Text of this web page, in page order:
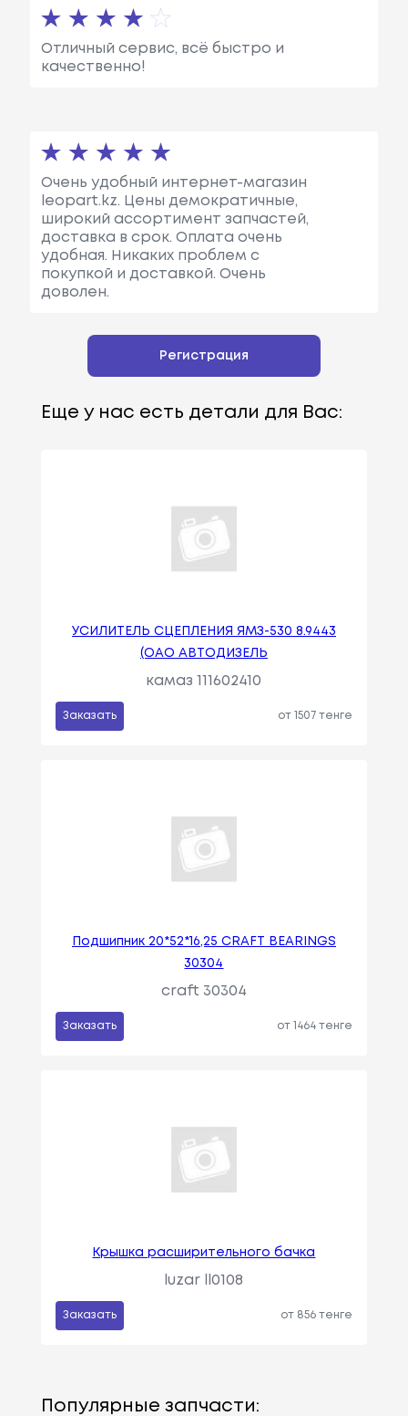
Отличный сервис, всё быстро и
качественно!
Очень удобный интернет-магазин
leopart.kz. Цены демократичные,
широкий ассортимент запчастей,
доставка в срок. Оплата очень
удобная. Никаких проблем с
покупкой и доставкой. Очень
доволен.
Регистрация
Еще у нас есть детали для Вас:
УСИЛИТЕЛЬ СЦЕПЛЕНИЯ ЯМЗ-530 8.9443
(ОАО АВТОДИЗЕЛЬ
камаз 111602410
Заказать от 1507 тенге
Подшипник 20*52*16,25 CRAFT BEARINGS
30304
craft 30304
Заказать от 1464 тенге
Крышка расширительного бачка
luzar ll0108
Заказать от 856 тенге
Популярные запчасти: